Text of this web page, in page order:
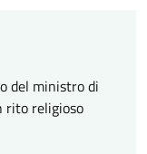
del ministro di
rito religioso